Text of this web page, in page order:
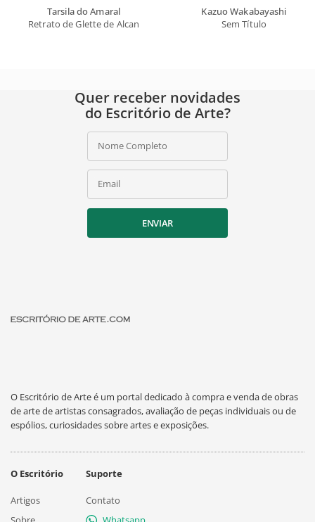
Tarsila do Amaral
Retrato de Glette de Alcantara
Kazuo Wakabayashi
Sem Título
Quer receber novidades
do Escritório de Arte?
Nome Completo
Email
ENVIAR
O Escritório de Arte é um portal dedicado à compra e venda de obras
de arte de artistas consagrados, avaliação de peças individuais ou de
espólios, curiosidades sobre artes e exposições.
O Escritório
Artigos
Suporte
Contato